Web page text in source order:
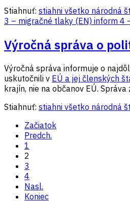
Stiahnuť: stiahni všetko národná
3 – migračné tlaky (EN) inform 4
Výročná správa o
Výročná správa informuje o
uskutočnili v EÚ a jej členských
krajín, nie na občanov EÚ.
Stiahnuť: stiahni všetko národná
Začiatok
Predch.
1
2
3
4
Nasl.
Koniec